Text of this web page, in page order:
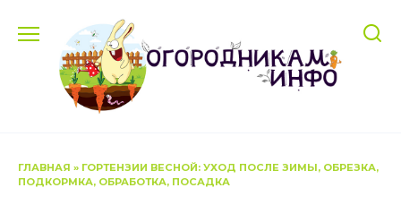
содержанию
ГЛАВНАЯ » ГОРТЕНЗИИ ВЕСНОЙ: УХОД ПОСЛЕ ЗИМЫ, ОБРЕЗКА,
ПОДКОРМКА, ОБРАБОТКА, ПОСАДКА